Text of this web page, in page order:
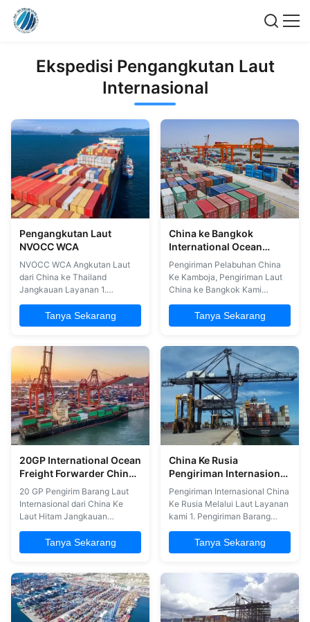
Ekspedisi Pengangkutan Laut
Internasional
Pengangkutan Laut
NVOCC WCA
NVOCC WCA Angkutan Laut
dari China ke Thailand
Jangkauan Layanan 1.
barang ke Thailand; 2. Layanan
pergudangan & LCL di
Transportasi trailer darat di
pelabuhan lokal China; 4.
Transportasi multi-moda ke
Seluruh Dunia; 5. Pembersihan
pabean dan ...
Tanya Sekarang
China ke Bangkok
International Ocean
Freight Forwarder
Pengiriman Pelabuhan China
Ke Kamboja, Pengiriman Laut
China ke Bangkok Kami
dari pelabuhan utama China,
pengiriman ke Bangkok.Saat
mendapatkan keuntungan dari
tindak lanjut yang konstan
selama seluruh proses.Satu
penasihat dari staf kami akan ...
Tanya Sekarang
20GP International Ocean
Freight Forwarder China
Ke Laut Hitam
20 GP Pengirim Barang Laut
Internasional dari China Ke
Laut Hitam Jangkauan
Load) 2. LCL (Less Than
Container Load) 3. Break Bulk
Opsi Istilah Pengiriman
Termasuk Door to Door 6.
Jadwal Pelayaran Reguler &
Andal Terminal ke Terminal
Tanya Sekarang
China Ke Rusia
Pengiriman Internasional
Melalui Laut
Pengiriman Internasional China
Ke Rusia Melalui Laut Layanan
kami 1. Pengiriman Barang
& Konsultasi Proyek 3.
Brokerage Pengiriman, Charter
curah 5. Transportasi Darat 6.
Pergudangan 7. Pembersihan
Bea Cukai 8. Dokumentasi 9.
Asuransi ...
Tanya Sekarang